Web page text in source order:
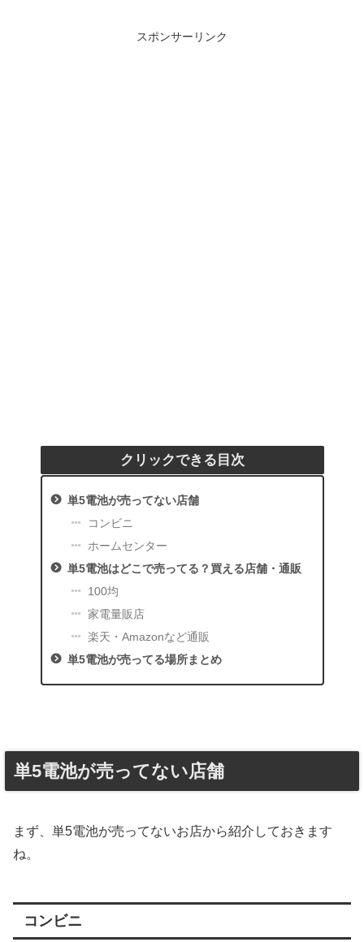
スポンサーリンク
クリックできる目次
単5電池が売ってない店舗
コンビニ
ホームセンター
単5電池はどこで売ってる？買える店舗・通販
100均
家電量販店
楽天・Amazonなど通販
単5電池が売ってる場所まとめ
単5電池が売ってない店舗
まず、単5電池が売ってないお店から紹介しておきます
ね。
コンビニ